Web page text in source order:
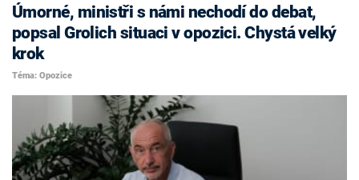
Úmorné, ministři s námi nechodí do debat,
popsal Grolich situaci v opozici. Chystá velký
krok
Téma: Opozice